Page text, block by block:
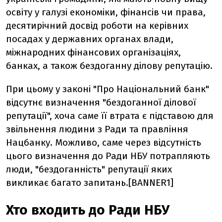
освіту у галузі економіки, фінансів чи права,
десятирічний досвід роботи на керівних
посадах у державних органах влади,
міжнародних фінансових організаціях,
банках, а також бездоганну ділову репутацію.
При цьому у законі "Про Національний банк"
відсутнє визначення "бездоганної ділової
репутації", хоча саме її втрата є підставою для
звільнення людини з Ради та правління
Нацбанку. Можливо, саме через відсутність
цього визначення до Ради НБУ потрапляють
люди, "бездоганність" репутації яких
викликає багато запитань.[BANNER1]
Хто входить до Ради НБУ